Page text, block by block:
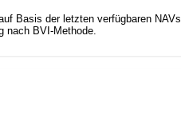
Basis der letzten verfügbaren NAVs
nach BVI-Methode.